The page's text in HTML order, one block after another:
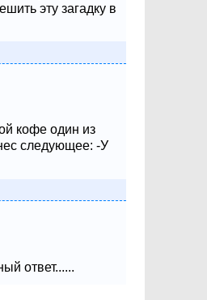
эту загадку в
кофе один из
следующее: -У
ответ......